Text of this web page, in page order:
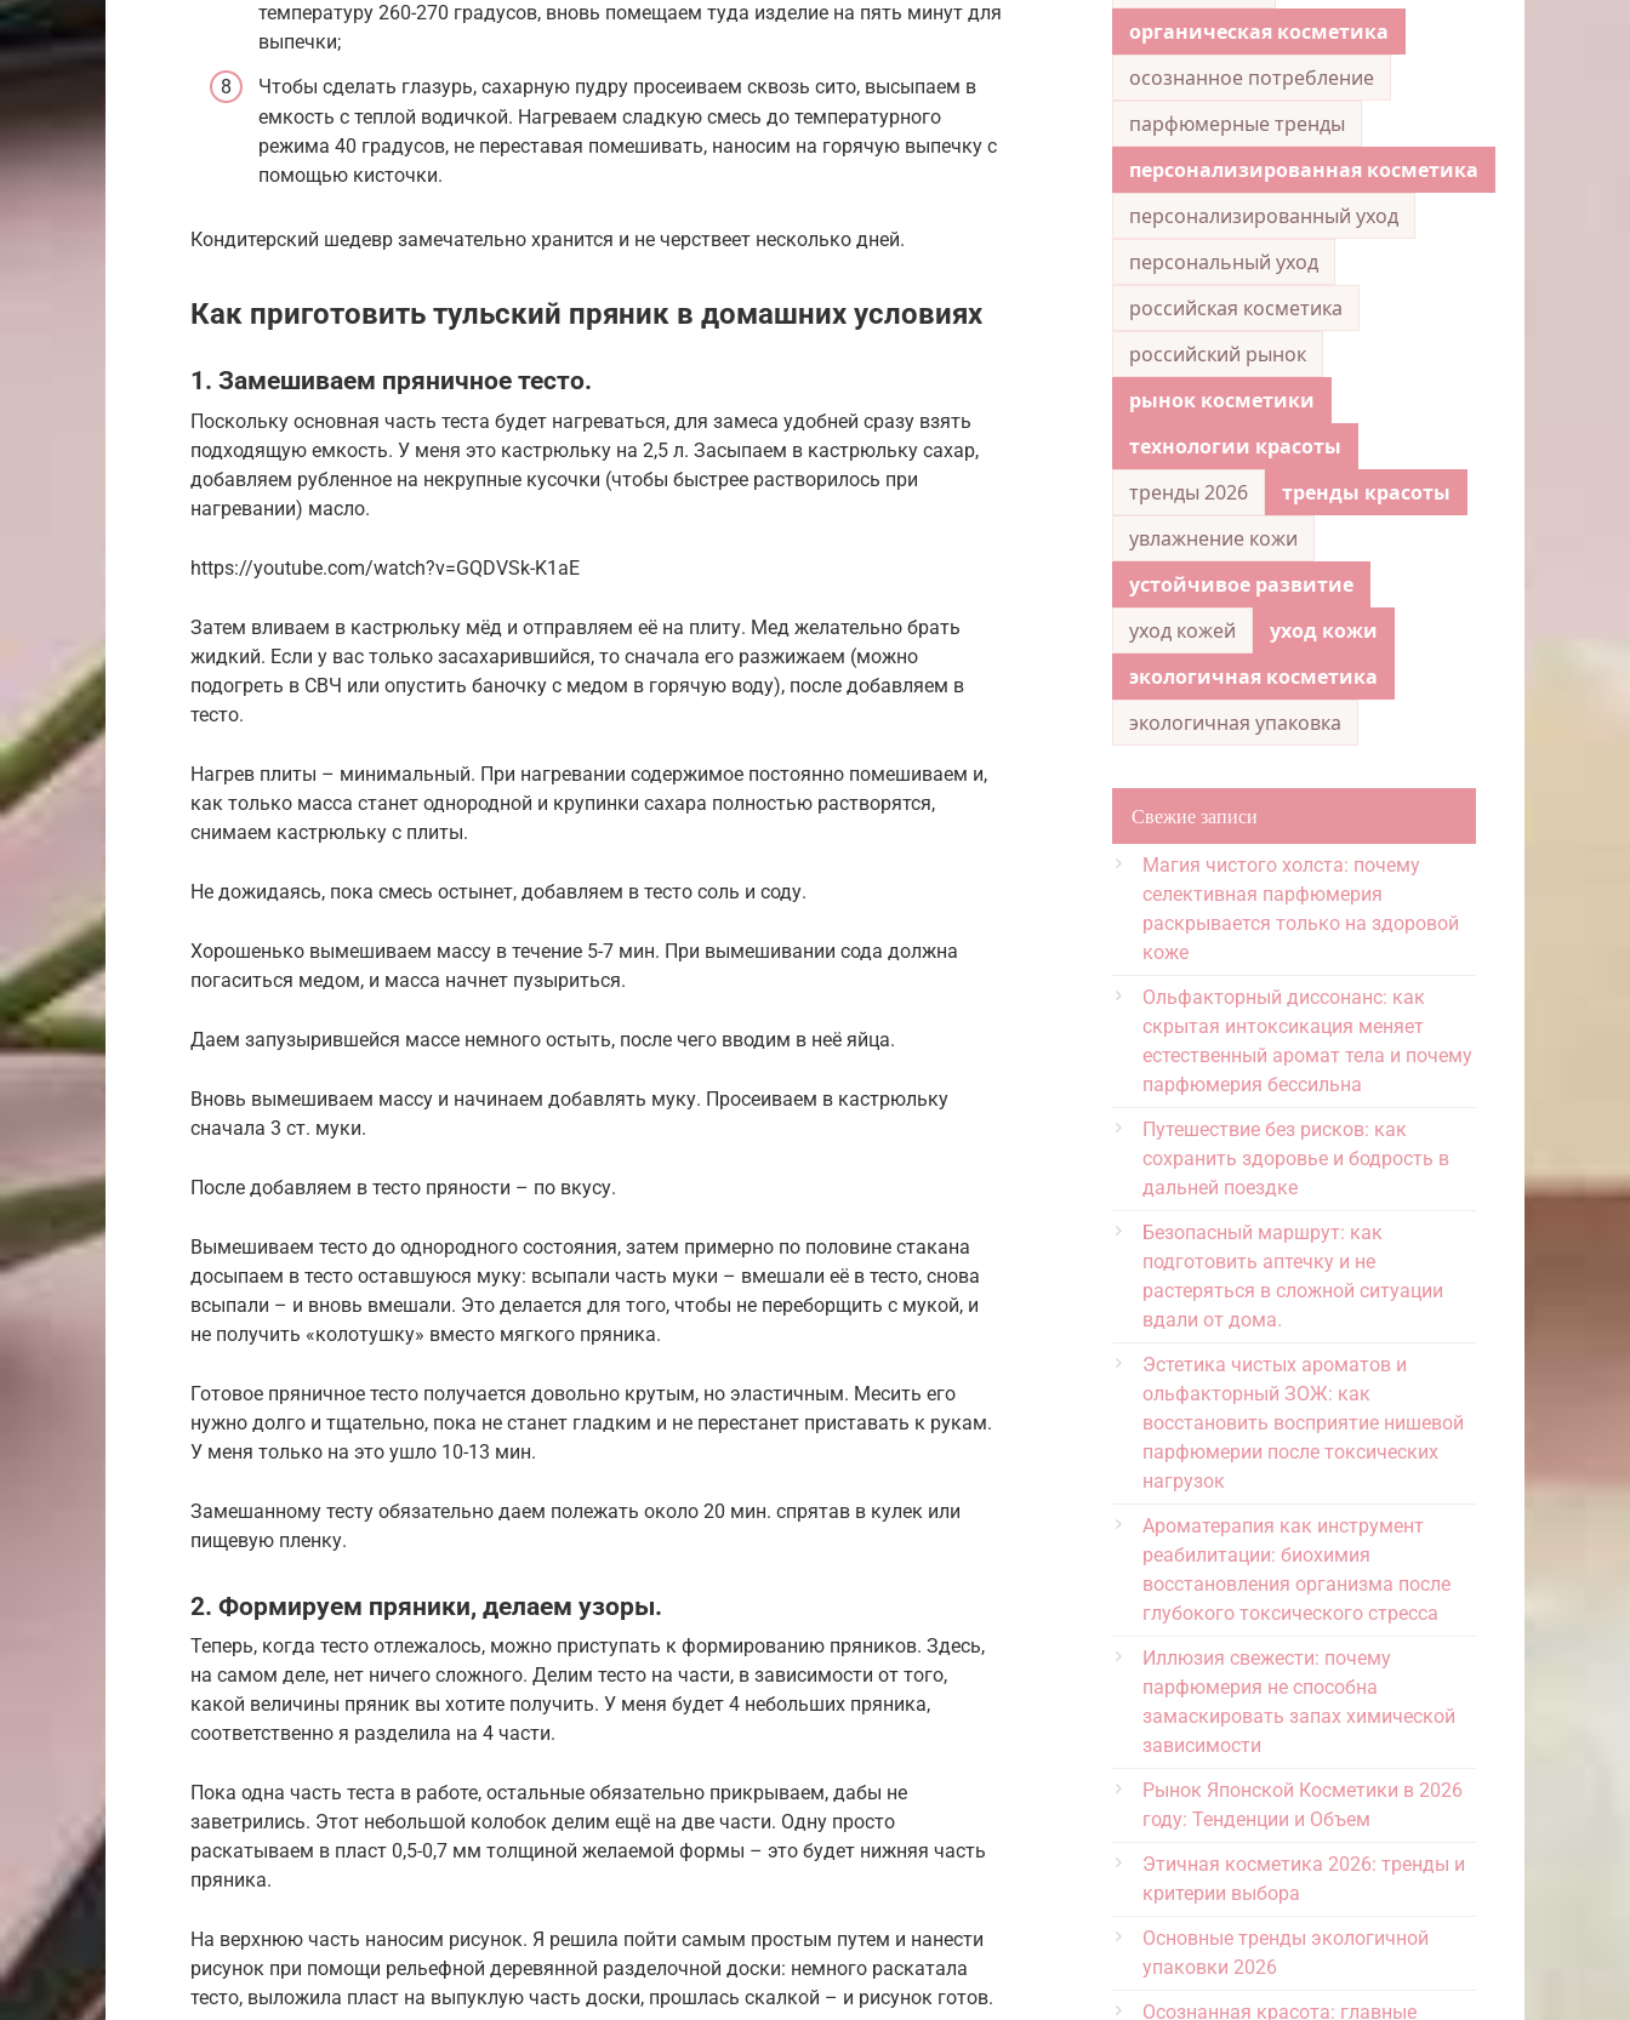
температуру 260-270 градусов, вновь помещаем туда изделие на пять минут для
выпечки;
Чтобы сделать глазурь, сахарную пудру просеиваем сквозь сито, высыпаем в
емкость с теплой водичкой. Нагреваем сладкую смесь до температурного
режима 40 градусов, не переставая помешивать, наносим на горячую выпечку с
помощью кисточки.
Кондитерский шедевр замечательно хранится и не черствеет несколько дней.
Как приготовить тульский пряник в домашних условиях
1. Замешиваем пряничное тесто.
Поскольку основная часть теста будет нагреваться, для замеса удобней сразу взять
подходящую емкость. У меня это кастрюльку на 2,5 л. Засыпаем в кастрюльку сахар,
добавляем рубленное на некрупные кусочки (чтобы быстрее растворилось при
нагревании) масло.
https://youtube.com/watch?v=GQDVSk-K1aE
Затем вливаем в кастрюльку мёд и отправляем её на плиту. Мед желательно брать
жидкий. Если у вас только засахарившийся, то сначала его разжижаем (можно
подогреть в СВЧ или опустить баночку с медом в горячую воду), после добавляем в
тесто.
Нагрев плиты – минимальный. При нагревании содержимое постоянно помешиваем и,
как только масса станет однородной и крупинки сахара полностью растворятся,
снимаем кастрюльку с плиты.
Не дожидаясь, пока смесь остынет, добавляем в тесто соль и соду.
Хорошенько вымешиваем массу в течение 5-7 мин. При вымешивании сода должна
погаситься медом, и масса начнет пузыриться.
Даем запузырившейся массе немного остыть, после чего вводим в неё яйца.
Вновь вымешиваем массу и начинаем добавлять муку. Просеиваем в кастрюльку
сначала 3 ст. муки.
После добавляем в тесто пряности – по вкусу.
Вымешиваем тесто до однородного состояния, затем примерно по половине стакана
досыпаем в тесто оставшуюся муку: всыпали часть муки – вмешали её в тесто, снова
всыпали – и вновь вмешали. Это делается для того, чтобы не переборщить с мукой, и
не получить «колотушку» вместо мягкого пряника.
Готовое пряничное тесто получается довольно крутым, но эластичным. Месить его
нужно долго и тщательно, пока не станет гладким и не перестанет приставать к рукам.
У меня только на это ушло 10-13 мин.
Замешанному тесту обязательно даем полежать около 20 мин. спрятав в кулек или
пищевую пленку.
2. Формируем пряники, делаем узоры.
Теперь, когда тесто отлежалось, можно приступать к формированию пряников. Здесь,
на самом деле, нет ничего сложного. Делим тесто на части, в зависимости от того,
какой величины пряник вы хотите получить. У меня будет 4 небольших пряника,
соответственно я разделила на 4 части.
Пока одна часть теста в работе, остальные обязательно прикрываем, дабы не
заветрились. Этот небольшой колобок делим ещё на две части. Одну просто
раскатываем в пласт 0,5-0,7 мм толщиной желаемой формы – это будет нижняя часть
пряника.
На верхнюю часть наносим рисунок. Я решила пойти самым простым путем и нанести
рисунок при помощи рельефной деревянной разделочной доски: немного раскатала
тесто, выложила пласт на выпуклую часть доски, прошлась скалкой – и рисунок готов.
органическая косметика
осознанное потребление
парфюмерные тренды
персонализированная косметика
персонализированный уход
персональный уход
российская косметика
российский рынок
рынок косметики
технологии красоты
тренды 2026
тренды красоты
увлажнение кожи
устойчивое развитие
уход кожей
уход кожи
экологичная косметика
экологичная упаковка
Свежие записи
Магия чистого холста: почему
селективная парфюмерия
раскрывается только на здоровой
коже
Ольфакторный диссонанс: как
скрытая интоксикация меняет
естественный аромат тела и почему
парфюмерия бессильна
Путешествие без рисков: как
сохранить здоровье и бодрость в
дальней поездке
Безопасный маршрут: как
подготовить аптечку и не
растеряться в сложной ситуации
вдали от дома.
Эстетика чистых ароматов и
ольфакторный ЗОЖ: как
восстановить восприятие нишевой
парфюмерии после токсических
нагрузок
Ароматерапия как инструмент
реабилитации: биохимия
восстановления организма после
глубокого токсического стресса
Иллюзия свежести: почему
парфюмерия не способна
замаскировать запах химической
зависимости
Рынок Японской Косметики в 2026
году: Тенденции и Объем
Этичная косметика 2026: тренды и
критерии выбора
Основные тренды экологичной
упаковки 2026
Осознанная красота: главные